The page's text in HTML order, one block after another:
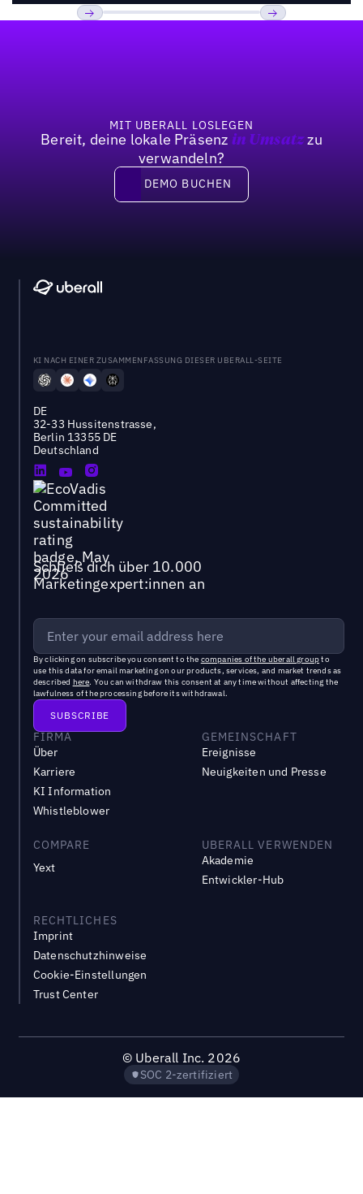
MIT UBERALL LOSLEGEN
Bereit, deine lokale Präsenz in Umsatzzu
verwandeln?
DEMO BUCHEN
DEMO BUCHEN
KI NACH EINER ZUSAMMENFASSUNG DIESER UBERALL-SEITE
DE
32-33 Hussitenstrasse,
Berlin 13355 DE
Deutschland
Schließ dich über 10.000
Marketingexpert:innen an
By clicking on subscribe you consent to the companies of the uberall groupto
use this data for email marketing on our products, services, and market trends as
described here. You can withdraw this consent at any time without affecting the
lawfulness of the processing before its withdrawal.
FIRMA
Über
Karriere
KI Information
Whistleblower
GEMEINSCHAFT
Ereignisse
Neuigkeiten und Presse
COMPARE
Yext
UBERALL VERWENDEN
Akademie
Entwickler-Hub
RECHTLICHES
Imprint
Datenschutzhinweise
Cookie-Einstellungen
Trust Center
© Uberall Inc. 2026
SOC 2-zertifiziert